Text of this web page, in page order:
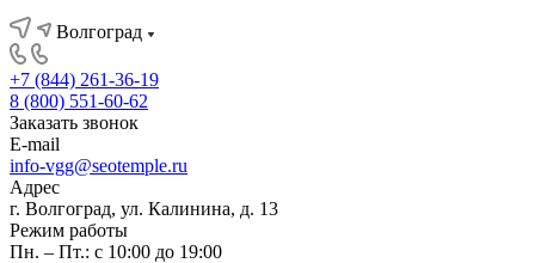
Волгоград
+7 (844) 261-36-19
8 (800) 551-60-62
Заказать звонок
E-mail
info-vgg@seotemple.ru
Адрес
г. Волгоград, ул. Калинина, д. 13
Режим работы
Пн. – Пт.: с 10:00 до 19:00